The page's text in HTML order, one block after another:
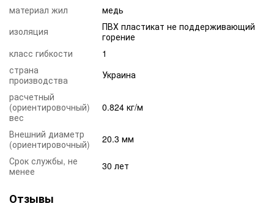
материал жил
медь
изоляция
ПВХ пластикат не поддерживающий
горение
класс гибкости
1
страна
производства
Украина
расчетный
(ориентировочный)
вес
0.824 кг/м
Внешний диаметр
(ориентировочный)
20.3 мм
Срок службы, не
менее
30 лет
Отзывы